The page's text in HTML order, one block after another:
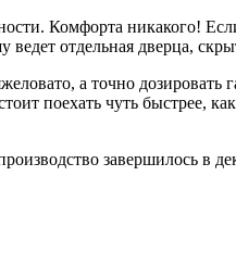
Комфорта никакого!
отдельная дверца,
а точно дозировать
поехать чуть быстрее,
завершилось в